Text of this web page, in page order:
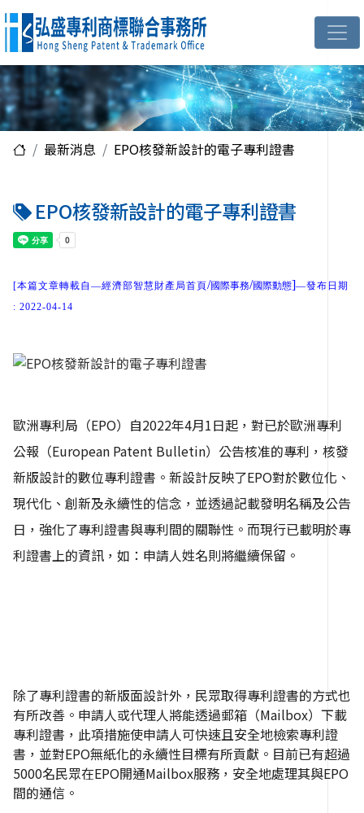
最新消息 EPO核發新設計的電子專利證書
EPO核發新設計的電子專利證書
[本篇文章轉載自—經濟部智慧財產局首頁/國際事務/國際動態]—發布日期
: 2022-04-14
歐洲專利局（EPO）自2022年4月1日起，對已於歐洲專利
公報（European Patent Bulletin）公告核准的專利，核發
新版設計的數位專利證書。新設計反映了EPO對於數位化、
現代化、創新及永續性的信念，並透過記載發明名稱及公告
日，強化了專利證書與專利間的關聯性。而現行已載明於專
利證書上的資訊，如：申請人姓名則將繼續保留。
除了專利證書的新版面設計外，民眾取得專利證書的方式也
有所改善。申請人或代理人將能透過郵箱（Mailbox）下載
專利證書，此項措施使申請人可快速且安全地檢索專利證
書，並對EPO無紙化的永續性目標有所貢獻。目前已有超過
5000名民眾在EPO開通Mailbox服務，安全地處理其與EPO
間的通信。